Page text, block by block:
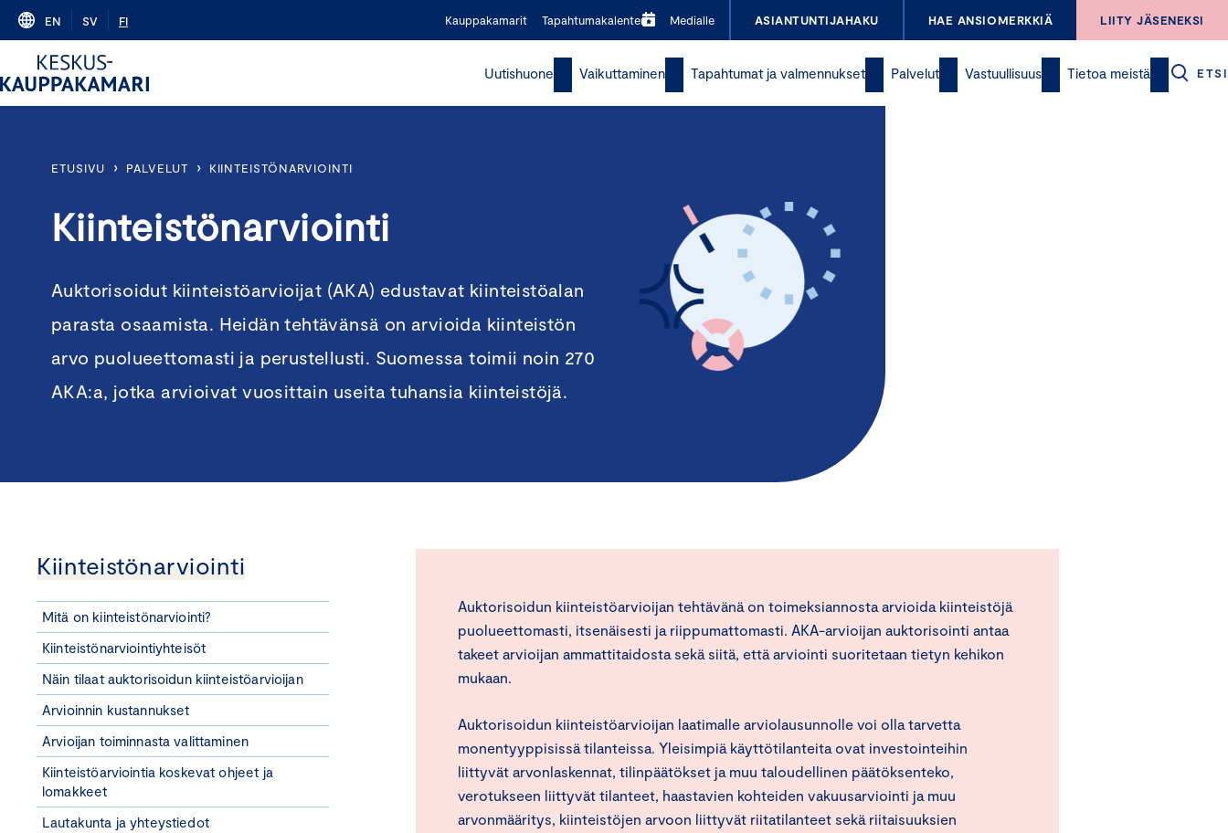
Skip
content
EN SV FI Kauppakamarit Tapahtumakalenteri Medialle ASIANTUNTIJAHAKU HAE ANSIOMERKKIÄ LIITY JÄSENEKSI
Uutishuone Vaikuttaminen Tapahtumat ja valmennukset Palvelut Vastuullisuus Tietoa meistä ETSI
ETUSIVU › PALVELUT › KIINTEISTÖNARVIOINTI
Kiinteistönarviointi
Auktorisoidut kiinteistöarvioijat (AKA) edustavat kiinteistöalan
parasta osaamista. Heidän tehtävänsä on arvioida kiinteistön
arvo puolueettomasti ja perustellusti. Suomessa toimii noin 270
AKA:a, jotka arvioivat vuosittain useita tuhansia kiinteistöjä.
Kiinteistönarviointi
Mitä on kiinteistönarviointi?
Kiinteistönarviointiyhteisöt
Näin tilaat auktorisoidun kiinteistöarvioijan
Arvioinnin kustannukset
Arvioijan toiminnasta valittaminen
Kiinteistöarviointia koskevat ohjeet ja
lomakkeet
Lautakunta ja yhteystiedot
Auktorisoidun kiinteistöarvioijan tehtävänä on toimeksiannosta arvioida kiinteistöjä
puolueettomasti, itsenäisesti ja riippumattomasti. AKA-arvioijan auktorisointi antaa
takeet arvioijan ammattitaidosta sekä siitä, että arviointi suoritetaan tietyn kehikon
mukaan.
Auktorisoidun kiinteistöarvioijan laatimalle arviolausunnolle voi olla tarvetta
monentyyppisissä tilanteissa. Yleisimpiä käyttötilanteita ovat investointeihin
liittyvät arvonlaskennat, tilinpäätökset ja muu taloudellinen päätöksenteko,
verotukseen liittyvät tilanteet, haastavien kohteiden vakuusarviointi ja muu
arvonmääritys, kiinteistöjen arvoon liittyvät riitatilanteet sekä riitaisuuksien